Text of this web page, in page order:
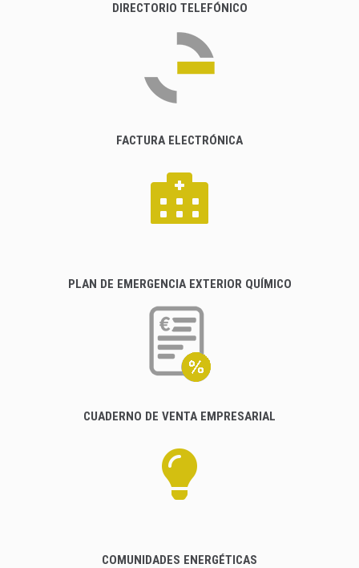
DIRECTORIO TELEFÓNICO
FACTURA ELECTRÓNICA
PLAN DE EMERGENCIA EXTERIOR QUÍMICO
CUADERNO DE VENTA EMPRESARIAL
COMUNIDADES ENERGÉTICAS